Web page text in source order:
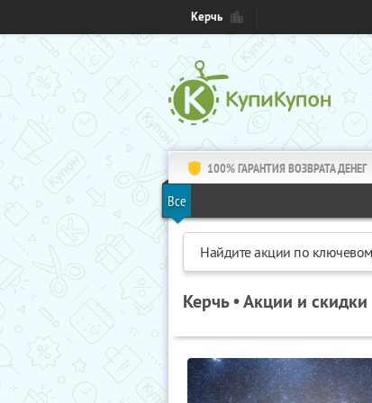
Керчь
100% ГАРАНТИЯ ВОЗВРАТА ДЕНЕГ
Все
Керчь • Акции и скидки